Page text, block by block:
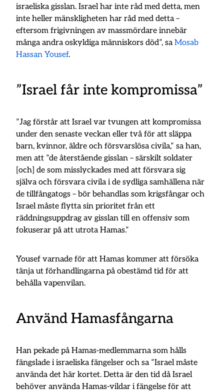
israeliska gisslan. Israel har inte råd med detta, men
inte heller mänskligheten har råd med detta –
eftersom frigivningen av massmördare innebär
många andra oskyldiga människors död”, saMosab
Hassan Yousef.
”Israel får inte kompromissa”
”Jag förstår att Israel var tvungen att kompromissa
under den senaste veckan eller två för att släppa
barn, kvinnor, äldre och försvarslösa civila,” sa han,
men att ”de återstående gisslan – särskilt soldater
[och] de som misslyckades med att försvara sig
själva och försvara civila i de sydliga samhällena när
de tillfångatogs – bör behandlas som krigsfångar och
Israel måste flytta sin prioritet från ett
räddningsuppdrag av gisslan till en offensiv som
fokuserar på att utrota Hamas.”
Yousef varnade för att Hamas kommer att försöka
tänja ut förhandlingarna på obestämd tid för att
behålla vapenvilan.
Använd Hamasfångarna
Han pekade på Hamas-medlemmarna som hålls
fängslade i israeliska fängelser och sa ”Israel måste
använda det här kortet. Detta är den tid då Israel
behöver använda Hamas-vildar i fängelse för att